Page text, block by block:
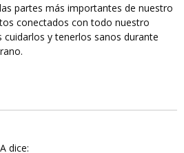
partes más importantes de nuestro
conectados con todo nuestro
y tenerlos sanos durante
dice: